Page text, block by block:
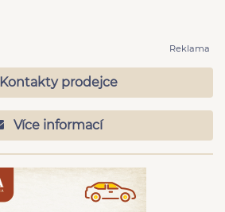
Reklama
Kontakty prodejce
Více informací